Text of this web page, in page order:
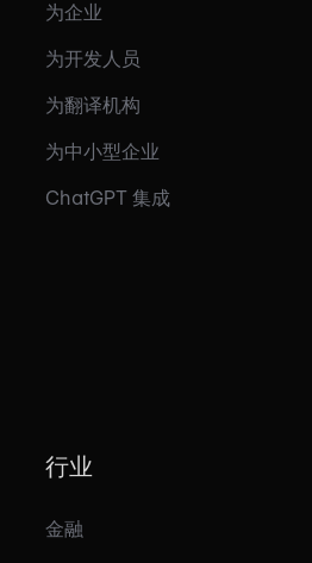
为企业
为开发人员
为翻译机构
为中小型企业
ChatGPT 集成
行业
金融